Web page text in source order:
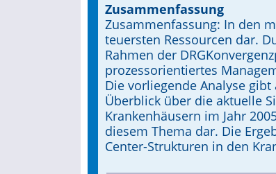
Zusammenfassung
Zusammenfassung: In den
teuersten Ressourcen dar.
Rahmen der
prozessorientiertes
Die vorliegende Analyse
Überblick über die aktuelle
Krankenhäusern im Jahr
diesem Thema dar. Die
Center-Strukturen in den